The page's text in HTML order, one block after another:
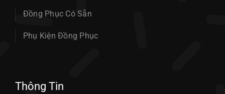
Đồng Phục Có Sẵn
Phụ Kiện Đồng Phục
Thông Tin